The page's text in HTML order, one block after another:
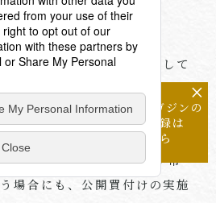
場での買付けにも原則として
とおり、閾値となる株券等所
30％に変更されます）が適用
（改正金商法27条の2第1項1
有割合が30％超である者が市
場合にも、公開買付けの実施
×
メールマガジンの
配信登録は
こちら